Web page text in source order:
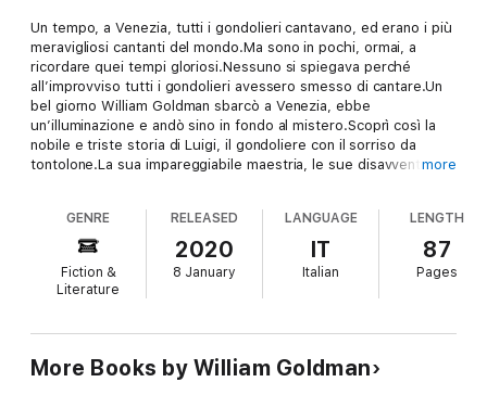
Un tempo, a Venezia, tutti i gondolieri cantavano, ed erano i più
meravigliosi cantanti del mondo.Ma sono in pochi, ormai, a
ricordare quei tempi gloriosi.Nessuno si spiegava perché
all’improvviso tutti i gondolieri avessero smesso di cantare.Un
bel giorno William Goldman sbarcò a Venezia, ebbe
un’illuminazione e andò sino in fondo al mistero.Scoprì così la
nobile e triste storia di Luigi, il gondoliere con il sorriso da
tontolone.La sua impareggiabile maestria, le sue disavventure e
Piccoletto, Porcello VII, Sorrento il Grande, la regina di Corsica
e naturalmente su Luigi, l’unico e il solo.Lui, che ha conquistato
Venezia con un atto di coraggio maestoso, resterà per sempre
anche nei nostri cuori, con il suo sorriso, il suo sogno e il suo
canto.Luigi ha la forza, l’abilità, l’amore,ma è la voce a segnare il
canto risorgerà.Da un mito di Hollywood, autore della
Principessa sposa, una dolcissima favola moderna.
more
GENRE
Fiction &
Literature
RELEASED
2020
8 January
LANGUAGE
IT
Italian
LENGTH
87
Pages
More Books by William Goldman